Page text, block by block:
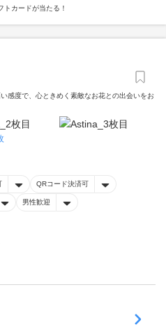
カードが当たる！
感度で、心ときめく素敵なお花との出会いをお
QRコード決済可
男性歓迎